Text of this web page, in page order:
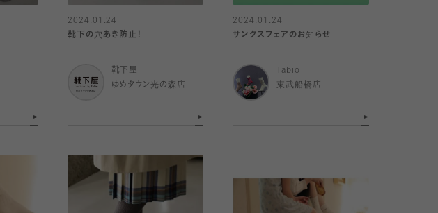
2024.01.24
靴下の穴あき防止！
靴下屋
ゆめタウン光の森店
2024.01.24
サンクスフェアのお知らせ
Tabio
東武船橋店